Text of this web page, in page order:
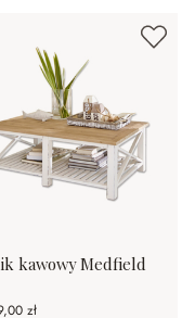
kawowy Medfield
zł